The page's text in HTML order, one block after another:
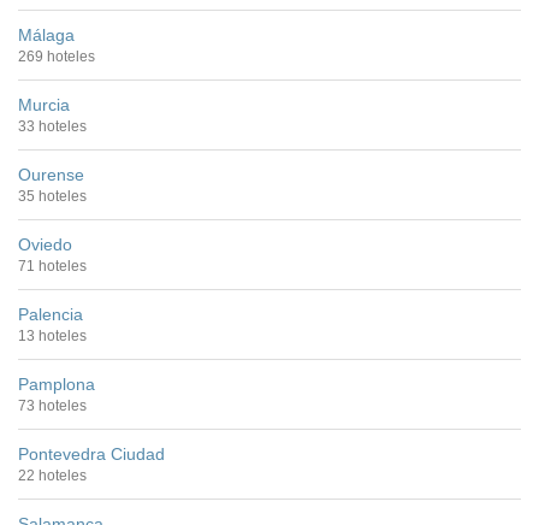
Málaga
269 hoteles
Murcia
33 hoteles
Ourense
35 hoteles
Oviedo
71 hoteles
Palencia
13 hoteles
Pamplona
73 hoteles
Pontevedra Ciudad
22 hoteles